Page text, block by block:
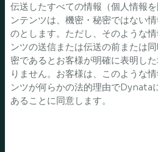
伝送したすべての情報（個人情報
ンテンツは、機密・秘密ではない
のとします。ただし、そのような
ンツの送信または伝送の前または
密であるとお客様が明確に表明し
りません。お客様は、このような
ンツが何らかの法的理由でDynata
あることに同意します。